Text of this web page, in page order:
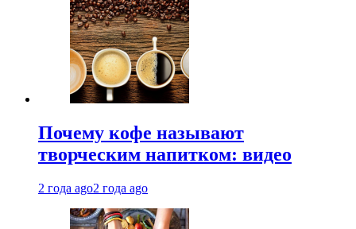
Почему кофе называют
творческим напитком: видео
2 года ago2 года ago